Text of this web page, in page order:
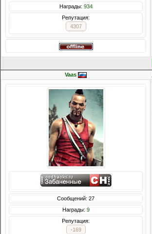
Награды: 934
Репутация:
4307
Vaas
Сообщений: 27
Награды: 9
Репутация:
-169